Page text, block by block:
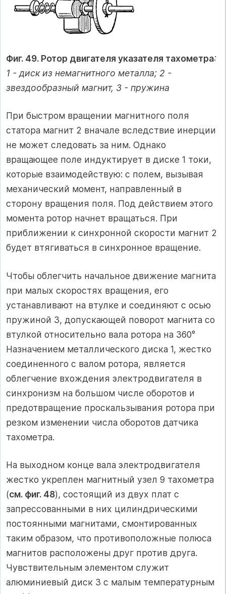
Фиг. 49. Ротор двигателя указателя тахометра:
1 - диск из немагнитного металла; 2 -
звездообразный магнит, 3 - пружина
При быстром вращении магнитного поля
статора магнит 2 вначале вследствие инерции
не может следовать за ним. Однако
вращающее поле индуктирует в диске 1 токи,
которые взаимодействую: с полем, вызывая
механический момент, направленный в
сторону вращения поля. Под действием этого
момента ротор начнет вращаться. При
приближении к синхронной скорости магнит 2
будет втягиваться в синхронное вращение.
Чтобы облегчить начальное движение магнита
при малых скоростях вращения, его
устанавливают на втулке и соединяют с осью
пружиной 3, допускающей поворот магнита со
втулкой относительно вала ротора на 360°
Назначением металлического диска 1, жестко
соединенного с валом ротора, является
облегчение вхождения электродвигателя в
синхронизм на большом числе оборотов и
предотвращение проскальзывания ротора при
резком изменении числа оборотов датчика
тахометра.
На выходном конце вала электродвигателя
жестко укреплен магнитный узел 9 тахометра
(см. фиг. 48), состоящий из двух плат с
запрессованными в них цилиндрическими
постоянными магнитами, смонтированных
таким образом, что противоположные полюса
магнитов расположены друг против друга.
Чувствительным элементом служит
алюминиевый диск 3 с малым температурным